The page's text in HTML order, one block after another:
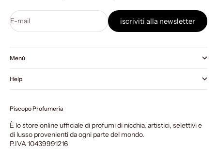
E-mail iscriviti alla newsletter
Menù
Help
Piscopo Profumeria
È lo store online ufficiale di profumi di nicchia, artistici, selettivi e
di lusso provenienti da ogni parte del mondo.
P.IVA 10439991216